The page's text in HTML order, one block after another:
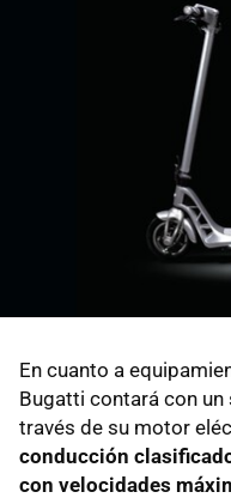
En cuanto a
Bugatti contará con
través de su motor
conducción
con velocidades